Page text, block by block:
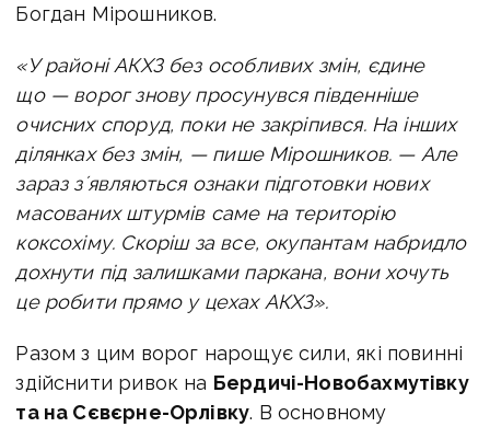
Богдан Мірошников.
«У районі АКХЗ без особливих змін, єдине
що — ворог знову просунувся південніше
очисних споруд, поки не закріпився. На інших
ділянках без змін, — пише Мірошников. — Але
зараз зʼявляються ознаки підготовки нових
масованих штурмів саме на територію
коксохіму. Скоріш за все, окупантам набридло
дохнути під залишками паркана, вони хочуть
це робити прямо у цехах АКХЗ».
Разом з цим ворог нарощує сили, які повинні
здійснити ривок на Бердичі-Новобахмутівку
та на Сєвєрне-Орлівку. В основному